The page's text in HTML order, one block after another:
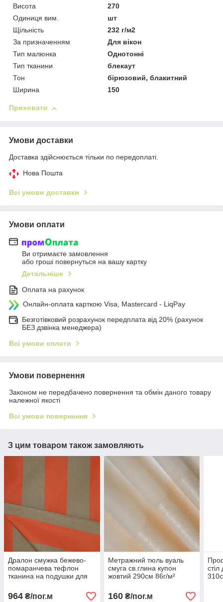
Висота
270
Одиниця вим.
шт
Щільність
232 г/м2
За призначенням
Для вікон
Тип малюнка
Однотонні
Тип тканини
блекаут
Тон
бірюзовий, блакитний
Ширина
150
Приховати
Умови доставки
Доставка здійснюється тільки по передоплаті.
Нова Пошта
Всі умови доставки
Умови оплати
Ви отримаєте замовлення
або гроші повернуться на вашу картку
Детальніше
Оплата на рахунок
Онлайн-оплата карткою Visa, Mastercard - LiqPay
Безготівковий розрахунок передплата від 20% (рахунок
БЕЗ дзвінка менеджера)
Всі умови оплати
Умови повернення
Законом не передбачено повернення та обмін даного товару
належної якості
Всі умови повернення
З цим товаром також замовляють
Дралон смужка бежево-
помаранчева тефлон
тканина на подушки для
чохлів на садові
964 ₴/пог.м
Метражний тюль вуаль
смуга св.глина купон
жовтий 290см 86г/м²
напівпрозорий
160₴/пог.м
стіл